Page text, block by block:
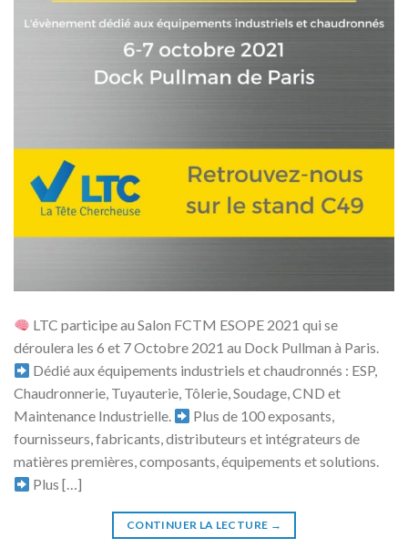
LTC participe au Salon FCTM ESOPE 2021 qui se
déroulera les 6 et 7 Octobre 2021 au Dock Pullman à Paris.
Dédié aux équipements industriels et chaudronnés : ESP,
Chaudronnerie, Tuyauterie, Tôlerie, Soudage, CND et
Maintenance Industrielle.
Plus de 100 exposants,
fournisseurs, fabricants, distributeurs et intégrateurs de
matières premières, composants, équipements et solutions.
Plus […]
CONTINUER LA LECTURE →